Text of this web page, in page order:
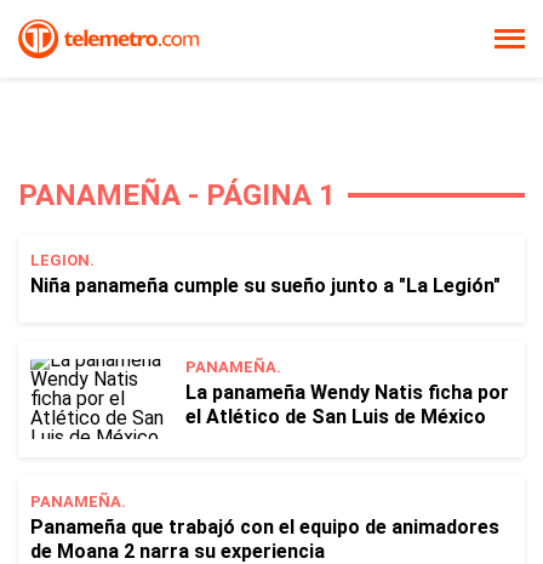
PANAMEÑA - PÁGINA 1
LEGION.
Niña panameña cumple su sueño junto a "La Legión"
PANAMEÑA.
La panameña Wendy Natis ficha por
el Atlético de San Luis de México
PANAMEÑA.
Panameña que trabajó con el equipo de animadores
de Moana 2 narra su experiencia